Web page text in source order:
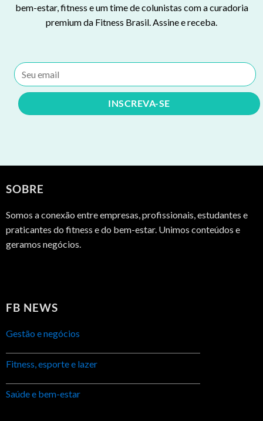
bem-estar, fitness e um time de colunistas com a curadoria
premium da Fitness Brasil. Assine e receba.
SOBRE
Somos a conexão entre empresas, profissionais, estudantes e
praticantes do fitness e do bem-estar. Unimos conteúdos e
geramos negócios.
FB NEWS
Gestão e negócios
Fitness, esporte e lazer
Saúde e bem-estar